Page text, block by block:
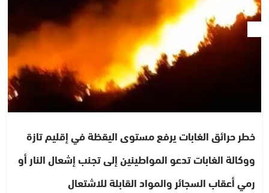
خطر حرائق الغابات يرفع مستوى اليقظة في إقليم تازة
ووكالة الغابات تدعو المواطينين إلى تجنب إشعال النار أو
رمي أعقاب السجائر والمواد القابلة للاشتعال